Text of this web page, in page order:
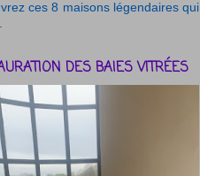
ces 8 maisons légendaires qui
DES BAIES VITRÉES